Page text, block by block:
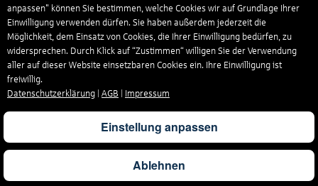
anpassen" können Sie bestimmen, welche Cookies wir auf Grundlage Ihrer
Einwilligung verwenden dürfen. Sie haben außerdem jederzeit die
Möglichkeit, dem Einsatz von Cookies, die Ihrer Einwilligung bedürfen, zu
widersprechen. Durch Klick auf “Zustimmen“ willigen Sie der Verwendung
aller auf dieser Website einsetzbaren Cookies ein. Ihre Einwilligung ist
freiwillig.
Datenschutzerklärung
AGB Impressum
Einstellung anpassen
Ablehnen